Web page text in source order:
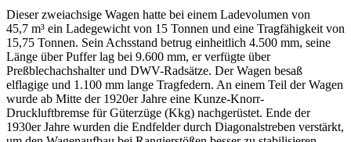
Dieser zweiachsige Wagen hatte bei einem Ladevolumen von
45,7 m³ ein Ladegewicht von 15 Tonnen und eine Tragfähigkeit von
15,75 Tonnen. Sein Achsstand betrug einheitlich 4.500 mm, seine
Länge über Puffer lag bei 9.600 mm, er verfügte über
Preßblechachshalter und DWV-Radsätze. Der Wagen besaß
elflagige und 1.100 mm lange Tragfedern. An einem Teil der Wagen
wurde ab Mitte der 1920er Jahre eine Kunze-Knorr-
Druckluftbremse für Güterzüge (Kkg) nachgerüstet. Ende der
1930er Jahre wurden die Endfelder durch Diagonalstreben verstärkt,